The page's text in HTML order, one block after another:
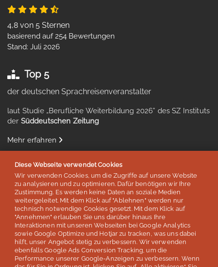
4,8 von 5 Sternen
basierend auf 254 Bewertungen
Stand: Juli 2026
Top 5
der deutschen Sprachreisenveranstalter
laut Studie „Berufliche Weiterbildung 2026” des SZ Instituts
der Süddeutschen Zeitung
Mehr erfahren
Auszeichnungen & Mitgliedschaften
Diese Webseite verwendet Cookies
Wir verwenden Cookies, um die Zugriffe auf unsere Website
zu analysieren und zu optimieren. Dafür benötigen wir Ihre
Zustimmung. Es werden keine Daten an soziale Medien
weitergeleitet. Mit dem Klick auf "Ablehnen" werden nur
technisch notwendige Cookies gesetzt. Mit dem Klick auf
"Annehmen" erlauben Sie uns darüber hinaus Ihre
Interaktionen mit unseren Webseiten bei Google Analytics
sowie Google Optimize und Hotjar zu tracken, was uns dabei
hilft, unser Angebot stetig zu verbessern. Wir verwenden
ebenfalls Google Ads Conversion Tracking, um die
Performance unserer Google-Anzeigen zu verbessern. Wenn